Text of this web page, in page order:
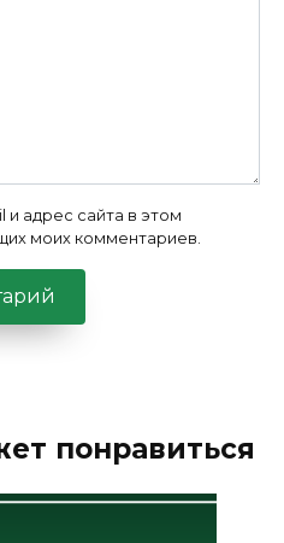
и адрес сайта в этом
моих комментариев.
понравиться